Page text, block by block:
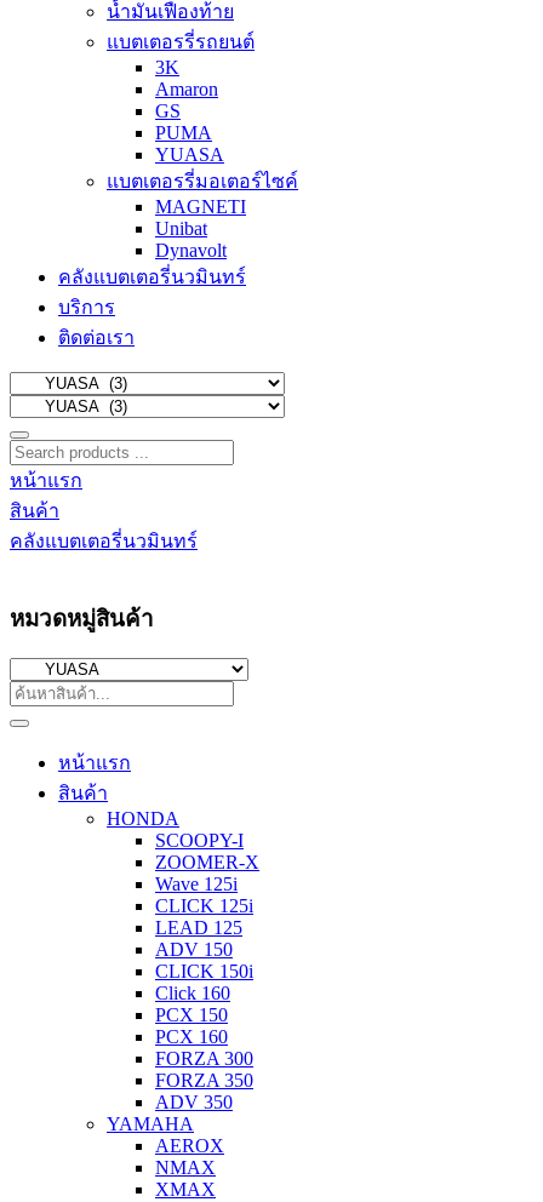
น้ำมันเฟืองท้าย
แบตเตอรรี่รถยนต์
3K
Amaron
GS
PUMA
YUASA
แบตเตอรรี่มอเตอร์ไซค์
MAGNETI
Unibat
Dynavolt
คลังแบตเตอรี่นวมินทร์
บริการ
ติดต่อเรา
หน้าแรก
สินค้า
คลังแบตเตอรี่นวมินทร์
หมวดหมู่สินค้า
หน้าแรก
สินค้า
HONDA
SCOOPY-I
ZOOMER-X
Wave 125i
CLICK 125i
LEAD 125
ADV 150
CLICK 150i
Click 160
PCX 150
PCX 160
FORZA 300
FORZA 350
ADV 350
YAMAHA
AEROX
NMAX
XMAX